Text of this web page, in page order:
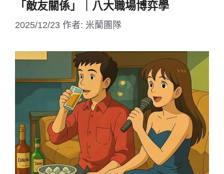
「敵友關係」｜八大職場博弈學
2025/12/23 作者: 米蘭團隊